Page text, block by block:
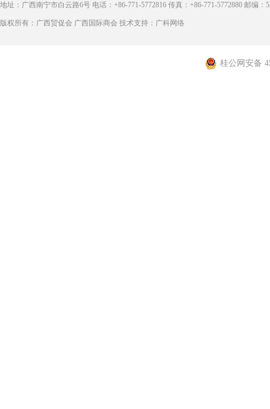
地址：广西南宁市白云路6号 电话：+86-771-5772816 传真：+86-771-5772880 邮编：
版权所有：广西贸促会 广西国际商会 技术支持：广科网络
桂公网安备